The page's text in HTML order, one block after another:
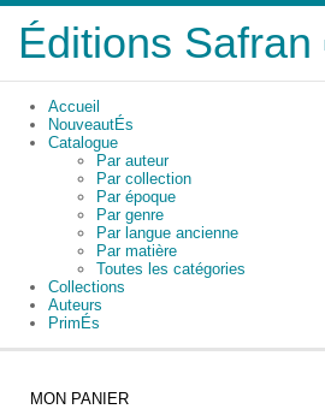
Éditions Safran
Accueil
NouveautÉs
Catalogue
Par auteur
Par collection
Par époque
Par genre
Par langue ancienne
Par matière
Toutes les catégories
Collections
Auteurs
PrimÉs
MON PANIER